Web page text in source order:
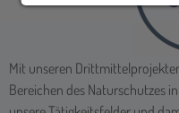
Mit unseren
Bereichen des Naturschutzes